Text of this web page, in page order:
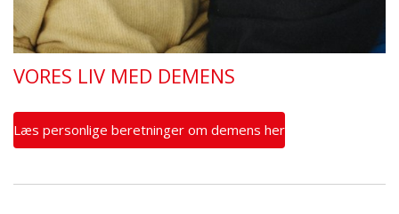
VORES LIV MED DEMENS
Læs personlige beretninger om demens her